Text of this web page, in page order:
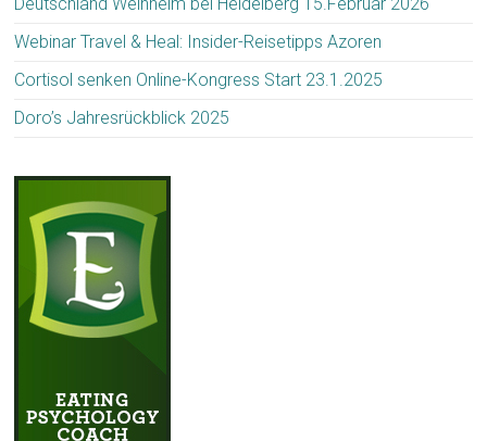
Webinar Travel & Heal: Insider-Reisetipps Azoren
Cortisol senken Online-Kongress Start 23.1.2025
Doro’s Jahresrückblick 2025